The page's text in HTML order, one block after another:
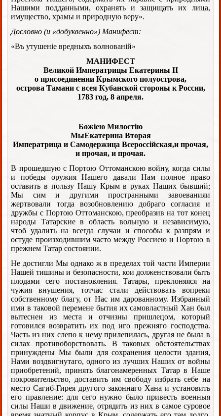
Нашими подданными, охранять и защищать их лица,
имущество, храмы и природную веру».
Дословно (и «добуквенно») Манифест:
«Въ утушенiе вредныхъ волнованiй»
МАНИФЕСТ
Великой Императрицы Екатерины II
о присоединении Крымского полуострова,
острова Тамани с всея Кубанской стороны к России,
1783 год, 8 апреля.
Божiею Милостiю
МыЕкатерина Вторая
Императрица и Самодержица Всероссiйская,и прочая,
и прочая, и прочая.
В прошедшую с Портою Оттоманскою войну, когда силы
и победы оружия Нашего давали Нам полное право
оставить в пользу Нашу Крым в руках Наших бывший;
Мы сим и другими пространными завоеванияи
жертвовали тогда возобновлению добраго согласия и
дружбы с Портою Оттоманскою, преобразив на тот конец
народы Татарские в область вольную и независимую,
чтоб удалить на всегда случаи и способы к разпрям и
остуде произходившим часто между Россиею и Портою в
прежнем Татар состоянии.
Не достигли Мы однако ж в пределах той части Империи
Нашей тишины и безопасности, кои долженствовали быть
плодами сего постановления. Татары, преклоняяся на
чужия внушения, тотчас стали действовать вопреки
собственному благу, от Нас им дарованному. Избранный
ими в таковой перемене бытия их самовластный Хан был
вытеснен из места и отчизны пришлецом, который
готовился возвратить их под иго прежняго господства.
Часть из них слепо к нему прилепилась, другая не была в
силах противоборствовать. В таковых обстоятельствах
принуждены Мы были для сохранения целости здания,
Нами воздвигнутаго, одного из лучших Наших от войны
приобретений, принять благонамеренных Татар в Наше
покровительство, доставить им свободу избрать себе на
место Сагиб-Гирея другого законнаго Хана и установить
его правление: для сего нужно было привесть военныя
силы Наши в движение, отрядить из них в самое суровое